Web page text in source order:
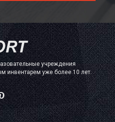
учреждения
инвентарем уже более 10 лет.